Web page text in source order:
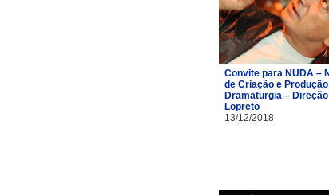
Convite para NUDA –
de Criação e
Dramaturgia –
Lopreto
13/12/2018